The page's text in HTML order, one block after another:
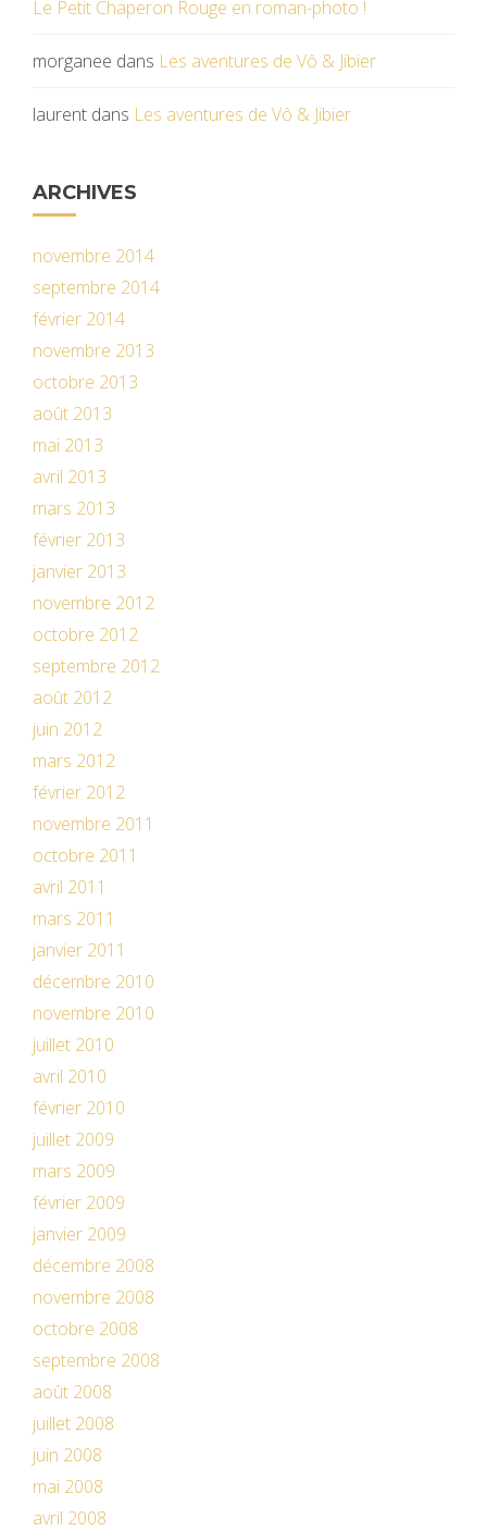
Le Petit Chaperon Rouge en roman-photo !
morganee dans Les aventures de Vô & Jibier
laurent dans Les aventures de Vô & Jibier
ARCHIVES
novembre 2014
septembre 2014
février 2014
novembre 2013
octobre 2013
août 2013
mai 2013
avril 2013
mars 2013
février 2013
janvier 2013
novembre 2012
octobre 2012
septembre 2012
août 2012
juin 2012
mars 2012
février 2012
novembre 2011
octobre 2011
avril 2011
mars 2011
janvier 2011
décembre 2010
novembre 2010
juillet 2010
avril 2010
février 2010
juillet 2009
mars 2009
février 2009
janvier 2009
décembre 2008
novembre 2008
octobre 2008
septembre 2008
août 2008
juillet 2008
juin 2008
mai 2008
avril 2008